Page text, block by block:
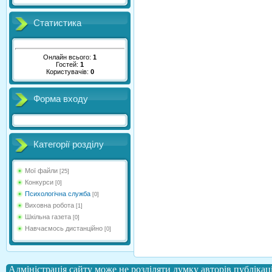
Статистика
Онлайн всього: 1
Гостей: 1
Користувачів: 0
Форма входу
Категорії розділу
Мої файли [25]
Конкурси [0]
Психологічна служба [0]
Виховна робота [1]
Шкільна газета [0]
Навчаємось дистанційно [0]
Адміністрація сайту може не розділяти думку авторів